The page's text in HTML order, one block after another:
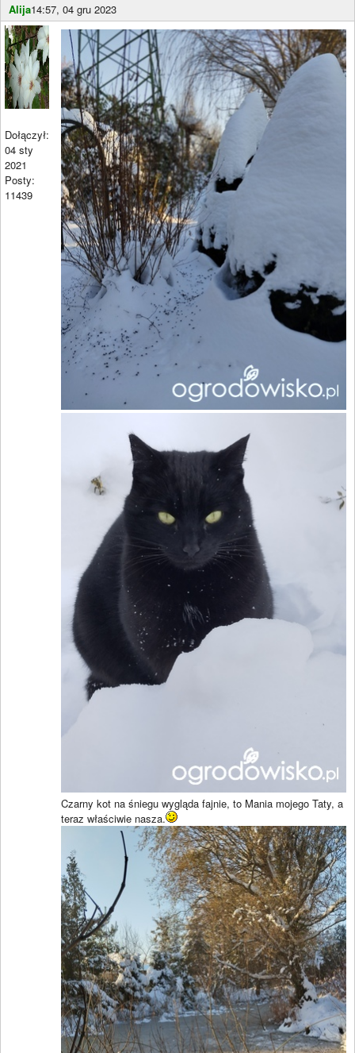
Alija14:57, 04 gru 2023
Dołączył:
04 sty
2021
Posty:
11439
Czarny kot na śniegu wygląda fajnie, to Mania mojego Taty, a
teraz właściwie nasza.